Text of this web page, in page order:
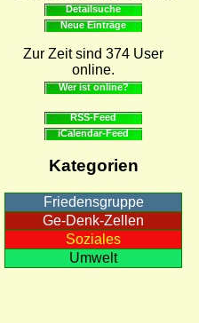
Detailsuche
Neue Einträge
Zur Zeit sind 374 User
online.
Wer ist online?
RSS-Feed
iCalendar-Feed
Kategorien
Friedensgruppe
Ge-Denk-Zellen
Soziales
Umwelt